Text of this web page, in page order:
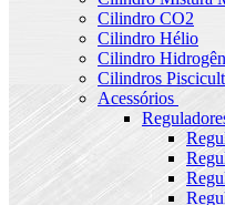
Cilindro CO2
Cilindro Hélio
Cilindro
Cilindros
Acessórios